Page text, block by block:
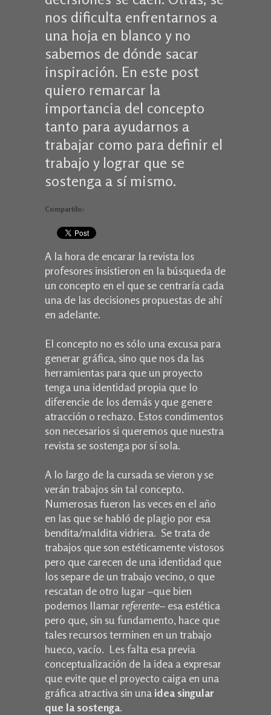
nos dificulta enfrentarnos a
una hoja en blanco y no
sabemos de dónde sacar
inspiración. En este post
quiero remarcar la
importancia del concepto
tanto para ayudarnos a
trabajar como para definir el
trabajo y lograr que se
sostenga a sí mismo.
Compartilo:
A la hora de encarar la revista los
profesores insistieron en la búsqueda de
un concepto en el que se centraría cada
una de las decisiones propuestas de ahí
en adelante.
El concepto no es sólo una excusa para
generar gráfica, sino que nos da las
herramientas para que un proyecto
tenga una identidad propia que lo
diferencie de los demás y que genere
atracción o rechazo. Estos condimentos
son necesarios si queremos que nuestra
revista se sostenga por sí sola.
A lo largo de la cursada se vieron y se
verán trabajos sin tal concepto.
Numerosas fueron las veces en el año
en las que se habló de plagio por esa
bendita/maldita vidriera. Se trata de
trabajos que son estéticamente vistosos
pero que carecen de una identidad que
los separe de un trabajo vecino, o que
rescatan de otro lugar –que bien
podemos llamar referente– esa estética
pero que, sin su fundamento, hace que
tales recursos terminen en un trabajo
hueco, vacío. Les falta esa previa
conceptualización de la idea a expresar
que evite que el proyecto caiga en una
gráfica atractiva sin una idea singular
que la sostenga.